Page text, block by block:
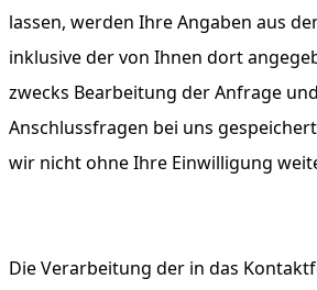
lassen, werden Ihre Angaben aus
inklusive der von Ihnen dort
zwecks Bearbeitung der Anfrage
Anschlussfragen bei uns
wir nicht ohne Ihre Einwilligung
Die Verarbeitung der in das